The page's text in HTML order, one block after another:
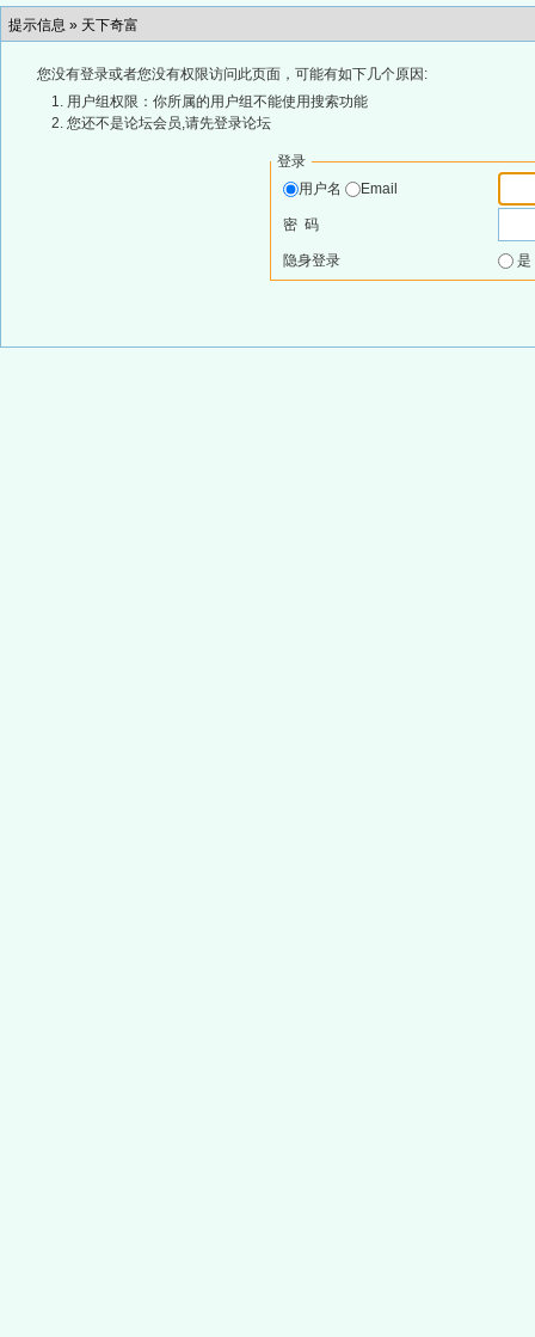
提示信息 » 天下奇富
您没有登录或者您没有权限访问此页面，可能有如下几个原因:
用户组权限：你所属的用户组不能使用搜索功能
您还不是论坛会员,请先登录论坛
登录
用户名
Email
密 码
隐身登录